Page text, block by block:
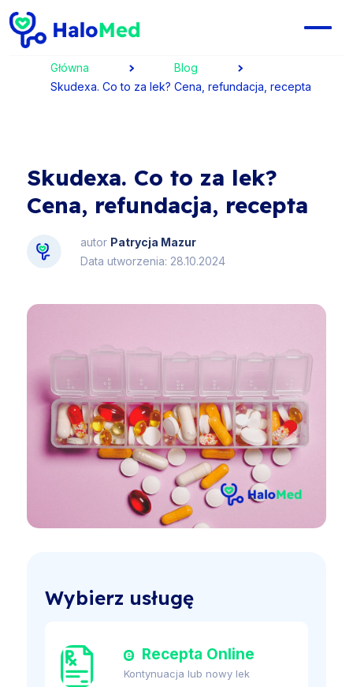
Główna
Blog
Skudexa. Co to za lek? Cena, refundacja, recepta
Skudexa. Co to za lek?
Cena, refundacja, recepta
autor Patrycja Mazur
Data utworzenia: 28.10.2024
Wybierz usługę
Recepta Online
Kontynuacja lub nowy lek